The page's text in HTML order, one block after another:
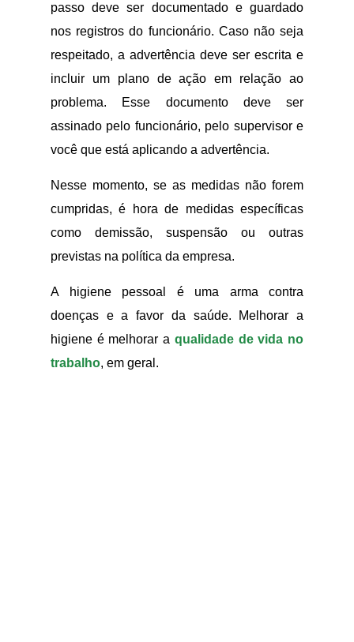
passo deve ser documentado e guardado
nos registros do funcionário. Caso não seja
respeitado, a advertência deve ser escrita e
incluir um plano de ação em relação ao
problema. Esse documento deve ser
assinado pelo funcionário, pelo supervisor e
você que está aplicando a advertência.
Nesse momento, se as medidas não forem
cumpridas, é hora de medidas específicas
como demissão, suspensão ou outras
previstas na política da empresa.
A higiene pessoal é uma arma contra
doenças e a favor da saúde. Melhorar a
higiene é melhorar a qualidade de vida no
trabalho, em geral.